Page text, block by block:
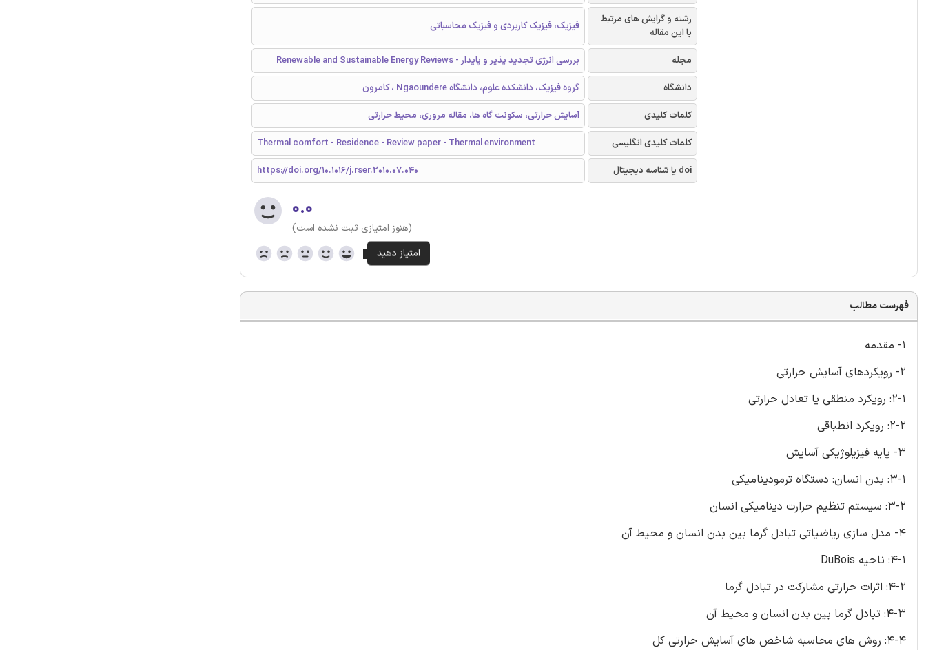
رشته و گرایش های مرتبط
با این مقاله
فیزیک، فیزیک کاربردی و فیزیک محاسباتی
مجله
بررسی انرژی تجدید پذیر و پایدار - Renewable and Sustainable Energy Reviews
دانشگاه
گروه فیزیک، دانشکده علوم، دانشگاه Ngaoundere ، کامرون
کلمات کلیدی
آسایش حرارتی، سکونت گاه ها، مقاله مروری، محیط حرارتی
کلمات کلیدی انگلیسی
Thermal comfort - Residence - Review paper - Thermal environment
doi یا شناسه دیجیتال
https://doi.org/10.1016/j.rser.2010.07.040
۰.۰
(هنوز امتیازی ثبت نشده است)
فهرست مطالب
1- مقدمه
2- رویکردهای آسایش حرارتی
2-1: رویکرد منطقی یا تعادل حرارتی
2-2: رویکرد انطباقی
3- پایه فیزیلوژیکی آسایش
3-1: بدن انسان: دستگاه ترمودینامیکی
3-2: سیستم تنظیم حرارت دینامیکی انسان
4- مدل سازی ریاضیاتی تبادل گرما بین بدن انسان و محیط آن
4-1: ناحیه DuBois
4-2: اثرات حرارتی مشارکت در تبادل گرما
4-3: تبادل گرما بین بدن انسان و محیط آن
4-4: روش های محاسبه شاخص های آسایش حرارتی کل